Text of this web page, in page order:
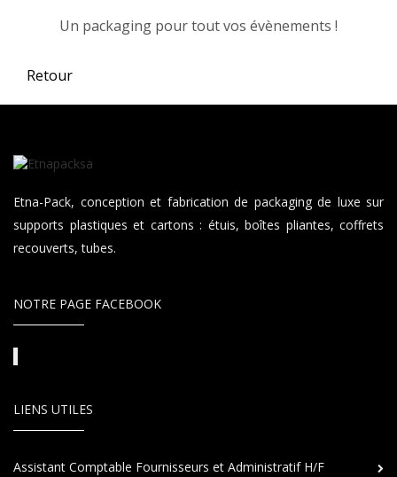
Un packaging pour tout vos évènements !
Retour
Etna-Pack, conception et fabrication de packaging de luxe sur
supports plastiques et cartons : étuis, boîtes pliantes, coffrets
recouverts, tubes.
NOTRE PAGE FACEBOOK
LIENS UTILES
Assistant Comptable Fournisseurs et Administratif H/F
Ce site utilise des cookies et vous donne le contrôle sur
ceux que vous souhaitez activer. Vous avez le choix de
les accepter ou de les refuser pour naviguer sur notre